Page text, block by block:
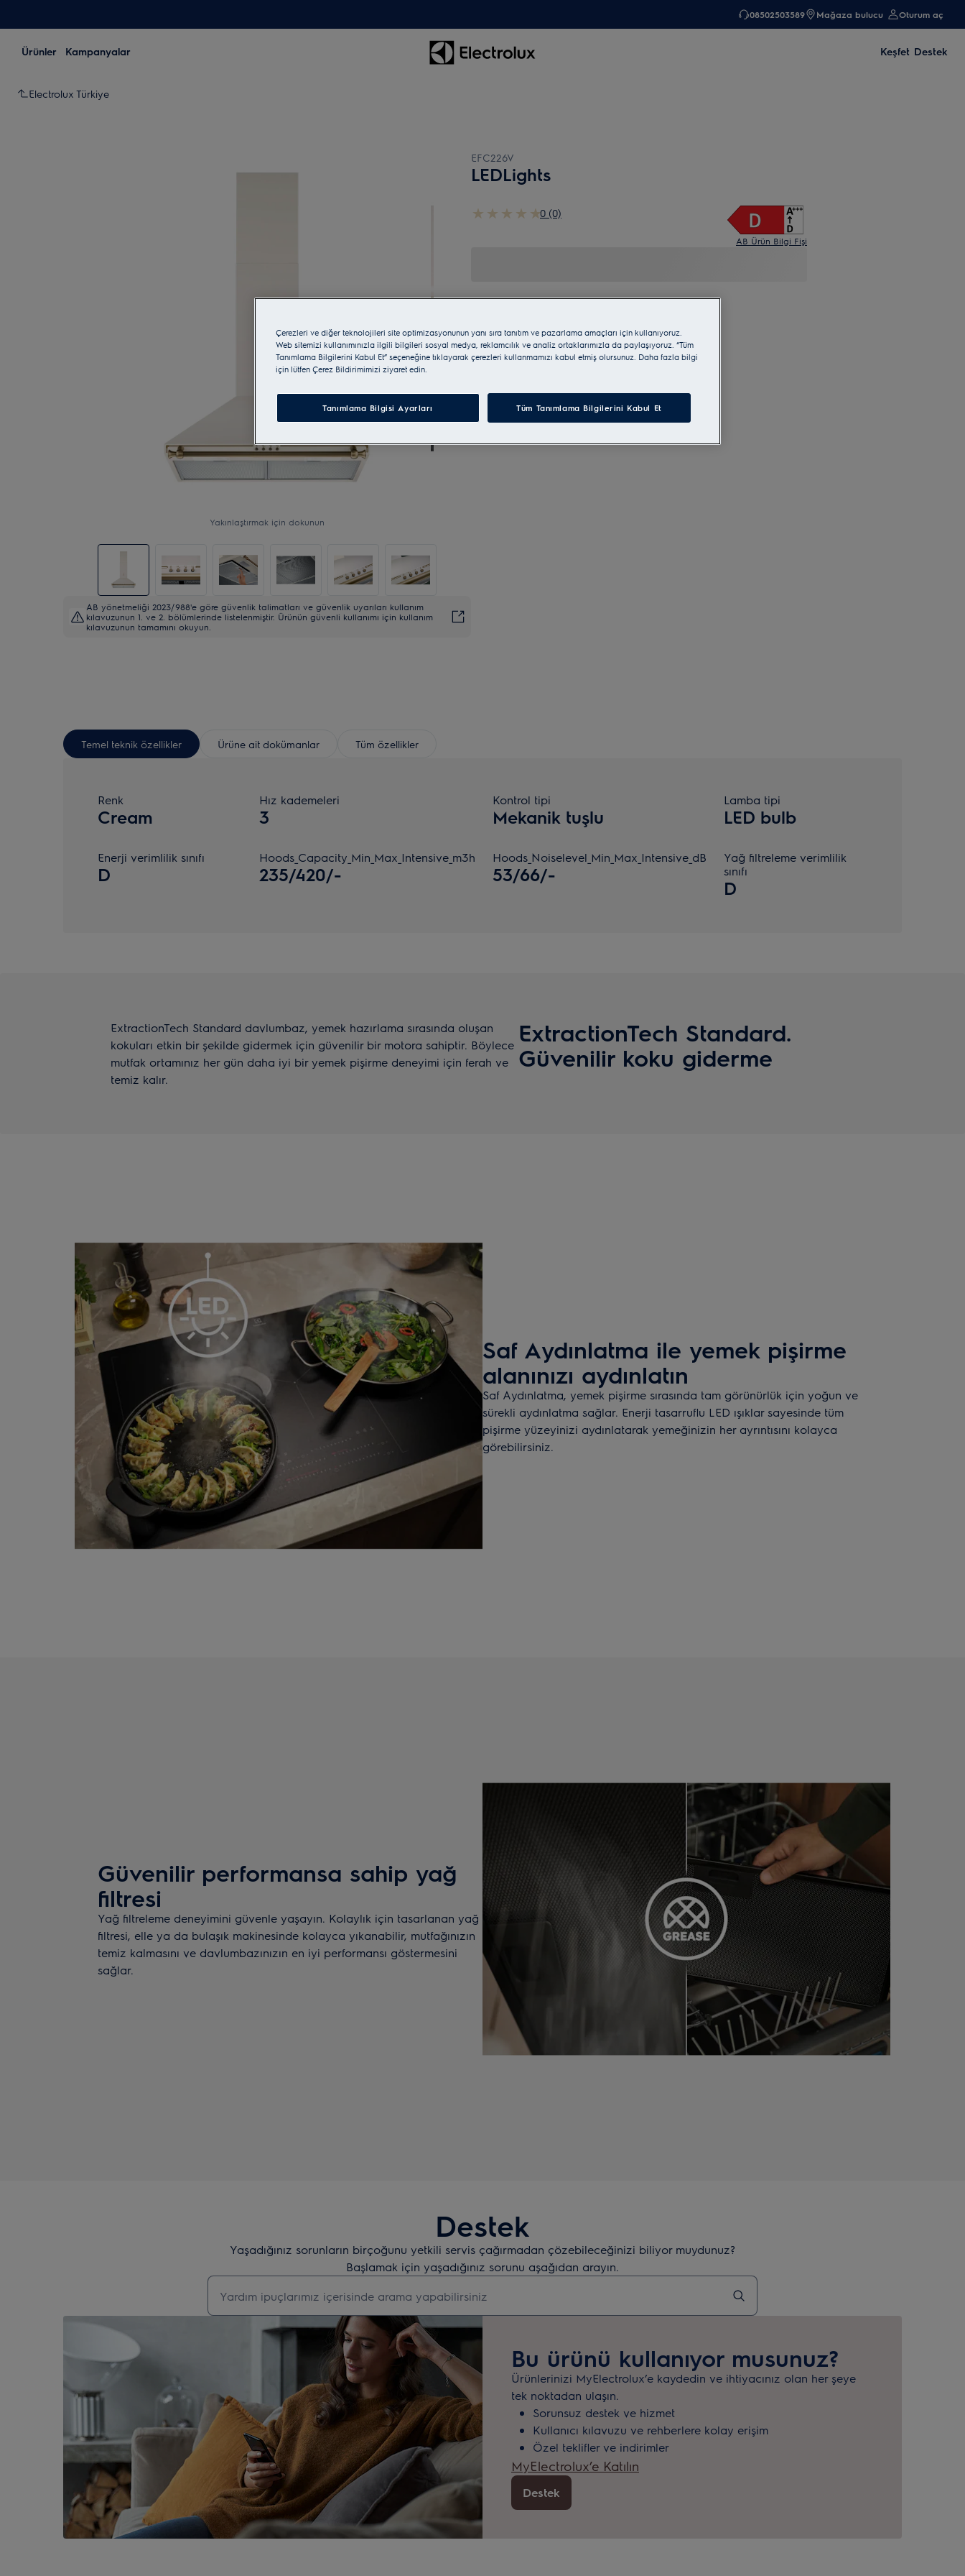
08502503589 Mağaza bulucu Oturum aç
Ürünler Kampanyalar Keşfet Destek
Electrolux Türkiye
Yakınlaştırmak için dokunun
AB yönetmeliği 2023/988'e göre güvenlik talimatları ve güvenlik uyarıları kullanım
kılavuzunun 1. ve 2. bölümlerinde listelenmiştir. Ürünün güvenli kullanımı için kullanım
kılavuzunun tamamını okuyun.
EFC226V
LEDLights
0 (0)
AB Ürün Bilgi Fişi
Temel teknik özellikler Ürüne ait dokümanlar Tüm özellikler
Renk
Cream
Hız kademeleri
3
Kontrol tipi
Mekanik tuşlu
Lamba tipi
LED bulb
Enerji verimlilik sınıfı
D
Hoods_Capacity_Min_Max_Intensive_m3h
235/420/-
Hoods_Noiselevel_Min_Max_Intensive_dB
53/66/-
Yağ filtreleme verimlilik
sınıfı
D
ExtractionTech Standard.
Güvenilir koku giderme
ExtractionTech Standard davlumbaz, yemek hazırlama sırasında oluşan
kokuları etkin bir şekilde gidermek için güvenilir bir motora sahiptir. Böylece
mutfak ortamınız her gün daha iyi bir yemek pişirme deneyimi için ferah ve
temiz kalır.
Saf Aydınlatma ile yemek pişirme
alanınızı aydınlatın
Saf Aydınlatma, yemek pişirme sırasında tam görünürlük için yoğun ve
sürekli aydınlatma sağlar. Enerji tasarruflu LED ışıklar sayesinde tüm
pişirme yüzeyinizi aydınlatarak yemeğinizin her ayrıntısını kolayca
görebilirsiniz.
Güvenilir performansa sahip yağ
filtresi
Yağ filtreleme deneyimini güvenle yaşayın. Kolaylık için tasarlanan yağ
filtresi, elle ya da bulaşık makinesinde kolayca yıkanabilir, mutfağınızın
temiz kalmasını ve davlumbazınızın en iyi performansı göstermesini
sağlar.
Destek
Yaşadığınız sorunların birçoğunu yetkili servis çağırmadan çözebileceğinizi biliyor muydunuz?
Başlamak için yaşadığınız sorunu aşağıdan arayın.
Destek makalelerini aramak için yazın
Bu ürünü kullanıyor musunuz?
Ürünlerinizi MyElectrolux’e kaydedin ve ihtiyacınız olan her şeye
tek noktadan ulaşın.
Sorunsuz destek ve hizmet
Kullanıcı kılavuzu ve rehberlere kolay erişim
Özel teklifler ve indirimler
MyElectrolux’e Katılın
Destek
Çerezleri ve diğer teknolojileri site optimizasyonunun yanı sıra tanıtım ve pazarlama amaçları için kullanıyoruz.
Web sitemizi kullanımınızla ilgili bilgileri sosyal medya, reklamcılık ve analiz ortaklarımızla da paylaşıyoruz. “Tüm
Tanımlama Bilgilerini Kabul Et” seçeneğine tıklayarak çerezleri kullanmamızı kabul etmiş olursunuz. Daha fazla bilgi
için lütfen Çerez Bildirimimizi ziyaret edin.
Tanımlama Bilgisi Ayarları Tüm Tanımlama Bilgilerini Kabul Et